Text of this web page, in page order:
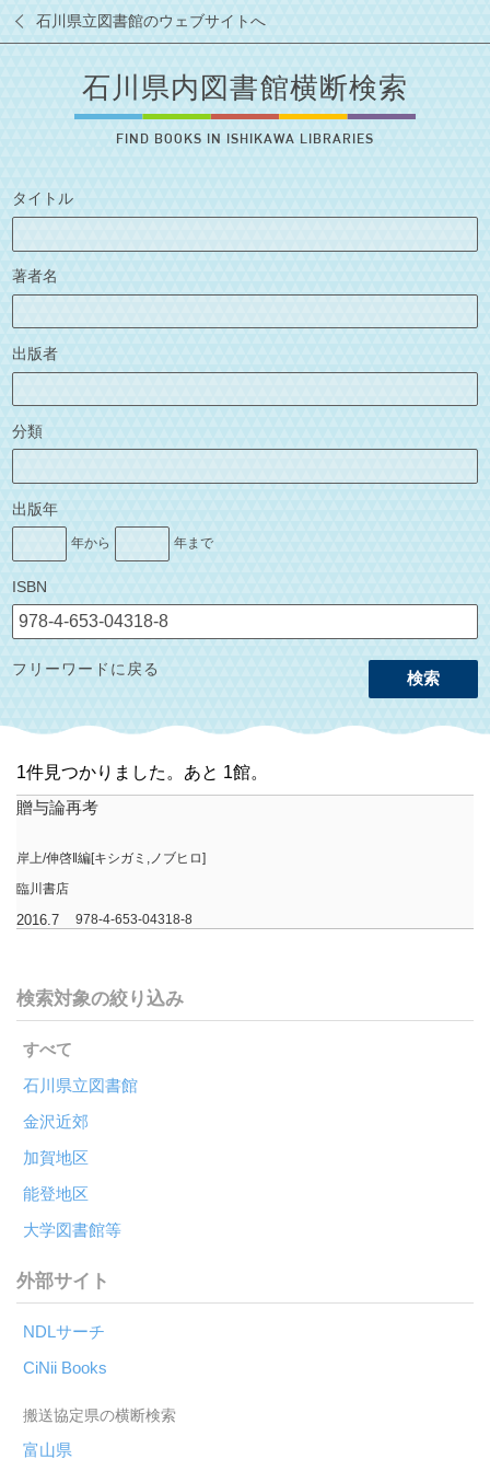
石川県立図書館のウェブサイトへ
石川県内図書館横断検索
FIND BOOKS IN ISHIKAWA LIBRARIES
タイトル
著者名
出版者
分類
出版年
年から 年まで
ISBN
検索
フリーワードに戻る
1件見つかりました。あと 1館。
贈与論再考
岸上/伸啓‖編[キシガミ,ノブヒロ]
臨川書店
2016.7 978-4-653-04318-8
検索対象の絞り込み
すべて
石川県立図書館
金沢近郊
加賀地区
能登地区
大学図書館等
外部サイト
NDLサーチ
CiNii Books
富山県